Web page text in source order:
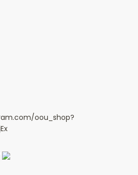
oou_shop?